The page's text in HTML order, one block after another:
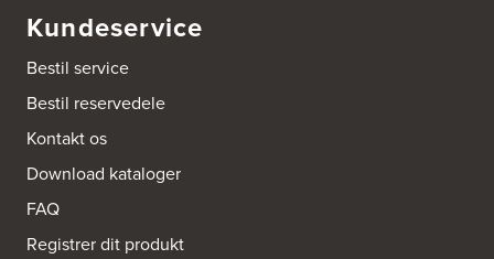
Amager Køkken bad & Garderobe
2770 Kastrup
http://www.amagerkoekken.dk/
Gutenbergvej 1
9510 Arden
Tel.:
http://www.el-salg.dk
Kundeservice
Bestil service
Bestil reservedele
Kontakt os
Download kataloger
FAQ
Registrer dit produkt